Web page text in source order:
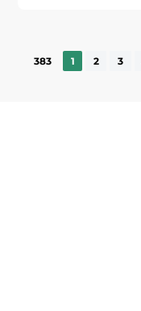
383
1 2 3